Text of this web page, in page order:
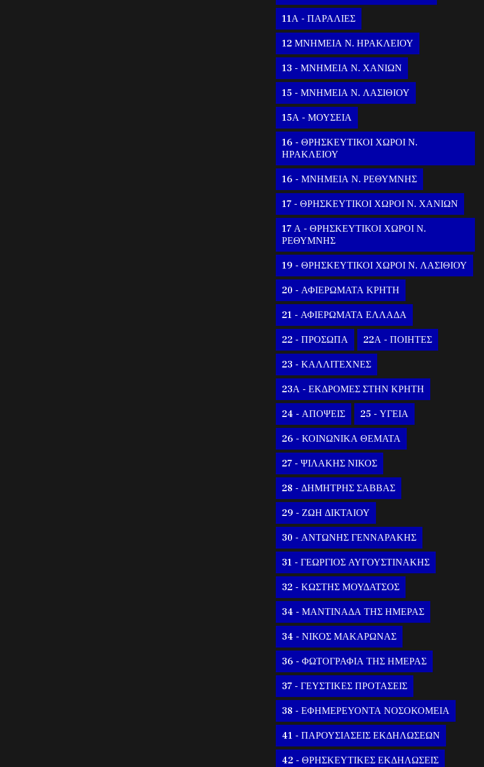
11Α - ΠΑΡΑΛΙΕΣ
12 ΜΝΗΜΕΙΑ Ν. ΗΡΑΚΛΕΙΟΥ
13 - ΜΝΗΜΕΙΑ Ν. ΧΑΝΙΩΝ
15 - ΜΝΗΜΕΙΑ Ν. ΛΑΣΙΘΙΟΥ
15Α - ΜΟΥΣΕΙΑ
16 - ΘΡΗΣΚΕΥΤΙΚΟΙ ΧΩΡΟΙ Ν.
ΗΡΑΚΛΕΙΟΥ
16 - ΜΝΗΜΕΙΑ Ν. ΡΕΘΥΜΝΗΣ
17 - ΘΡΗΣΚΕΥΤΙΚΟΙ ΧΩΡΟΙ Ν. ΧΑΝΙΩΝ
17 Α - ΘΡΗΣΚΕΥΤΙΚΟΙ ΧΩΡΟΙ Ν.
ΡΕΘΥΜΝΗΣ
19 - ΘΡΗΣΚΕΥΤΙΚΟΙ ΧΩΡΟΙ Ν. ΛΑΣΙΘΙΟΥ
20 - ΑΦΙΕΡΩΜΑΤΑ ΚΡΗΤΗ
21 - ΑΦΙΕΡΩΜΑΤΑ ΕΛΛΑΔΑ
22 - ΠΡΟΣΩΠΑ 22Α - ΠΟΙΗΤΕΣ
23 - ΚΑΛΛΙΤΕΧΝΕΣ
23Α - ΕΚΔΡΟΜΕΣ ΣΤΗΝ ΚΡΗΤΗ
24 - ΑΠΟΨΕΙΣ 25 - ΥΓΕΙΑ
26 - ΚΟΙΝΩΝΙΚΑ ΘΕΜΑΤΑ
27 - ΨΙΛΑΚΗΣ ΝΙΚΟΣ
28 - ΔΗΜΗΤΡΗΣ ΣΑΒΒΑΣ
29 - ΖΩΗ ΔΙΚΤΑΙΟΥ
30 - ΑΝΤΩΝΗΣ ΓΕΝΝΑΡΑΚΗΣ
31 - ΓΕΩΡΓΙΟΣ ΑΥΓΟΥΣΤΙΝΑΚΗΣ
32 - ΚΩΣΤΗΣ ΜΟΥΔΑΤΣΟΣ
34 - ΜΑΝΤΙΝΑΔΑ ΤΗΣ ΗΜΕΡΑΣ
34 - ΝΙΚΟΣ ΜΑΚΑΡΩΝΑΣ
36 - ΦΩΤΟΓΡΑΦΙΑ ΤΗΣ ΗΜΕΡΑΣ
37 - ΓΕΥΣΤΙΚΕΣ ΠΡΟΤΑΣΕΙΣ
38 - ΕΦΗΜΕΡΕΥΟΝΤΑ ΝΟΣΟΚΟΜΕΙΑ
41 - ΠΑΡΟΥΣΙΑΣΕΙΣ ΕΚΔΗΛΩΣΕΩΝ
42 - ΘΡΗΣΚΕΥΤΙΚΕΣ ΕΚΔΗΛΩΣΕΙΣ